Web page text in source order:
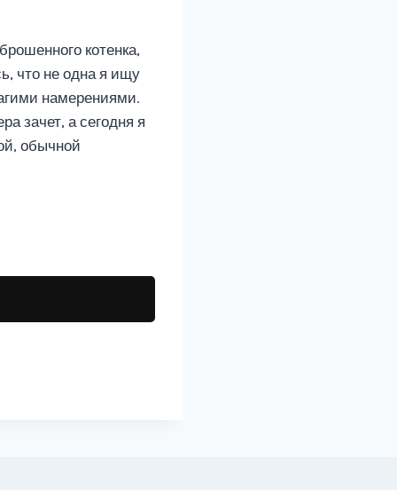
котенка,
что не одна я ищу
намерениями.
зачет, а сегодня я
обычной